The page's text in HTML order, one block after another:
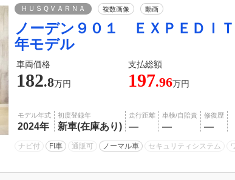
ＨＵＳＱＶＡＲＮＡ 複数画像 動画
ノーデン９０１ ＥＸＰＥＤＩ
年モデル
車両価格 支払総額
182.8万円 197.96万円
モデル年式
2024年
初度登録年
新車(在庫あり)
走行距離
―
車検/自賠責
―
修復歴
―
ナビ付 FI車 通販可 ノーマル車 セキュリティシステム